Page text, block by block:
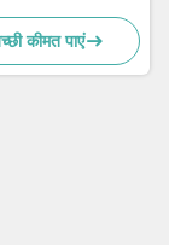
कीमत पाएं